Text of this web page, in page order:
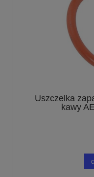
Uszczelka
kawy